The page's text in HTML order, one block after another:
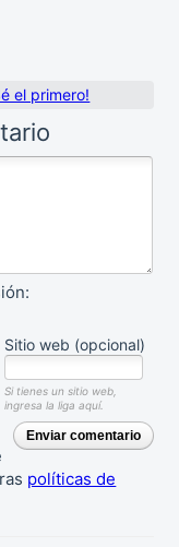
el primero!
Sitio web (opcional)
Si tienes un sitio web,
ingresa la liga aquí.
Enviar comentario
políticas de